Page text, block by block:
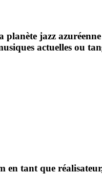
jazz
actuelles ou
en tant que